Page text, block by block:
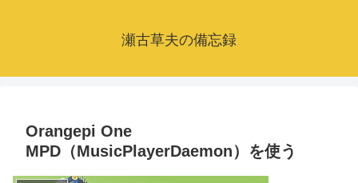
瀬古草夫の備忘録
Orangepi One
MPD（MusicPlayerDaemon）を使う